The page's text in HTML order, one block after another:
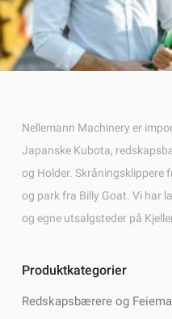
Nellemann Machinery er
Japanske Kubota,
og Holder. Skråningsklippere
og park fra Billy Goat. Vi har
og egne utsalgsteder på
Produktkategorier
Redskapsbærere og